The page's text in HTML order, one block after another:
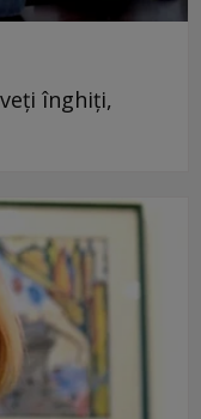
înghiţi,